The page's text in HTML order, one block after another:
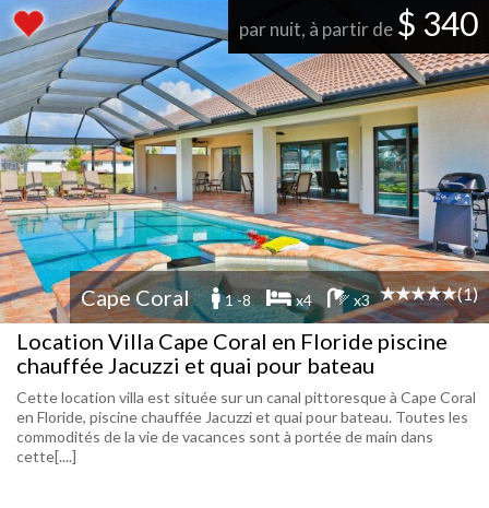
par nuit, à partir de $ 340
Cape Coral 1 -8 x4 x3 (1)
Location Villa Cape Coral en Floride piscine
chauffée Jacuzzi et quai pour bateau
Cette location villa est située sur un canal pittoresque à Cape Coral
en Floride, piscine chauffée Jacuzzi et quai pour bateau. Toutes les
commodités de la vie de vacances sont à portée de main dans
cette[....]